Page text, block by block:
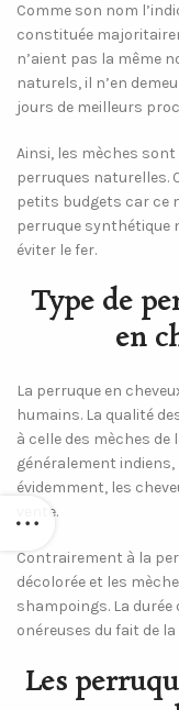
Comme son nom
constituée
n’aient pas la même
naturels, il n’en
jours de meilleurs
Ainsi, les mèches sont
perruques naturelles.
petits budgets car ce
perruque synthétique
éviter le fer.
Type de
en
La perruque en
humains. La qualité
à celle des mèches
généralement indiens,
évidemment, les
vente.
Contrairement à la
décolorée et les
shampoings. La
onéreuses du fait de
Les